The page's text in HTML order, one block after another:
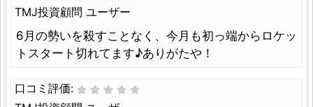
TMJ投資顧問 ユーザー
6月の勢いを殺すことなく、今月も初っ端からロケッ
トスタート切れてます♪ありがたや！
口コミ評価: